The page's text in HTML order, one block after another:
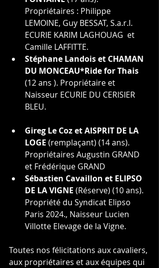
Propriétaires : Philippe
LEMOINE, Guy BESSAT, S.a.r.l.
ECURIE KARIM LAGHOUAG  et
Camille LAFFITTE.
Stéphane Landois et CHAMAN
DU MONCEAU*Ride for Thais
(12 ans ). Propriétaire et
Naisseur ECURIE DU CERISIER
BLEU.
Gireg Le Coz et AISPRIT DE LA
LOGE (remplaçant) (14 ans).
Propriétaires Augustin GRAND
et Frédérique GRAND
Sébastien Cavaillon et ELIPSO
DE LA VIGNE (Réserve) (10 ans).
Propriété du Syndicat Elipso
Paris 2024., Naisseur Lucien
Villotte Elevage de la Vigne.
Toutes nos félicitations aux cavaliers,
aux propriétaires et aux équipes qui